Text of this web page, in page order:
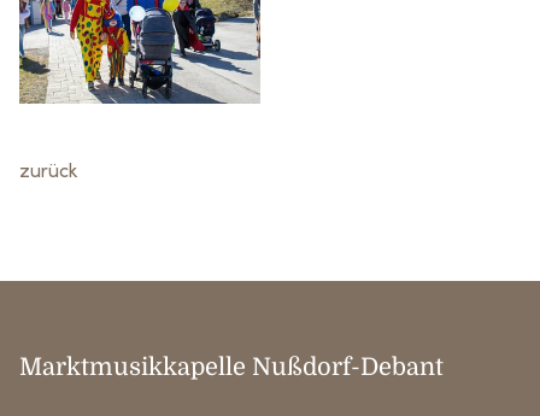
zurück
Marktmusikkapelle Nußdorf-Debant